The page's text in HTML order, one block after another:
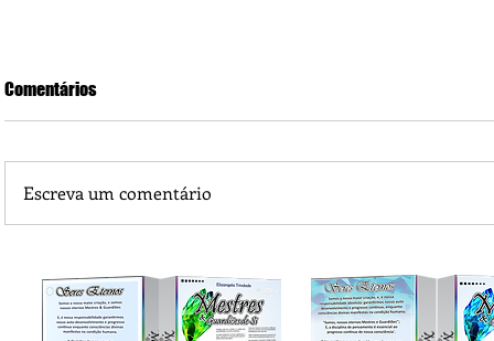
Comentários
Escreva um comentário